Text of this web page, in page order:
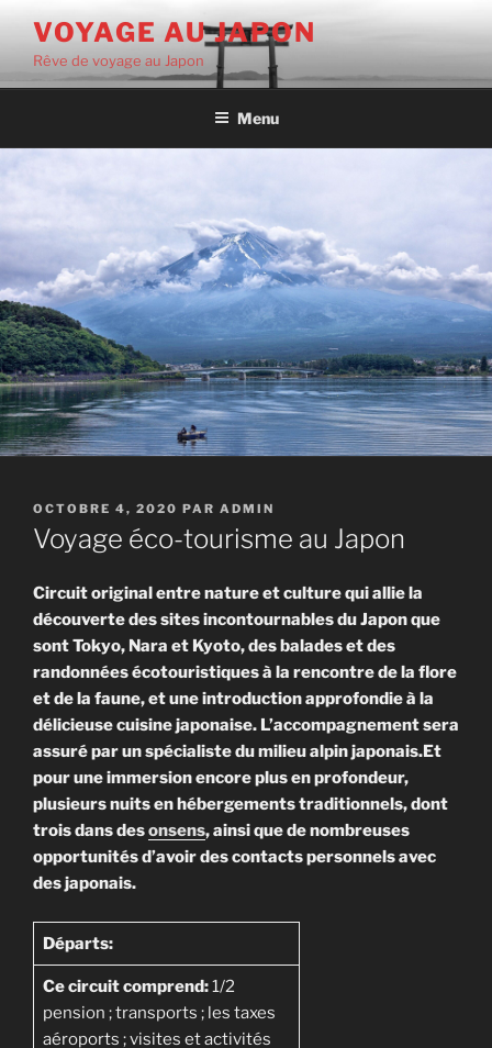
contenu
principal
VOYAGE AU JAPON
Rêve de voyage au Japon
Menu
PUBLIÉ
LE
OCTOBRE 4, 2020 PAR ADMIN
Voyage éco-tourisme au Japon
Circuit original entre nature et culture qui allie la
découverte des sites incontournables du Japon que
sont Tokyo, Nara et Kyoto, des balades et des
randonnées écotouristiques à la rencontre de la flore
et de la faune, et une introduction approfondie à la
délicieuse cuisine japonaise. L’accompagnement sera
assuré par un spécialiste du milieu alpin japonais.Et
pour une immersion encore plus en profondeur,
plusieurs nuits en hébergements traditionnels, dont
trois dans desonsens, ainsi que de nombreuses
opportunités d’avoir des contacts personnels avec
des japonais.
Départs:
Ce circuit comprend:1/2
pension ; transports ; les taxes
aéroports ; visites et activités